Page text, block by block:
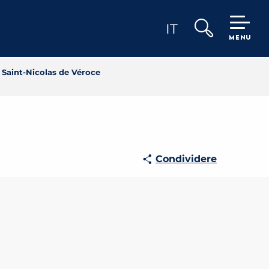
IT
MENU
Nicolas de Véroce
Condividere